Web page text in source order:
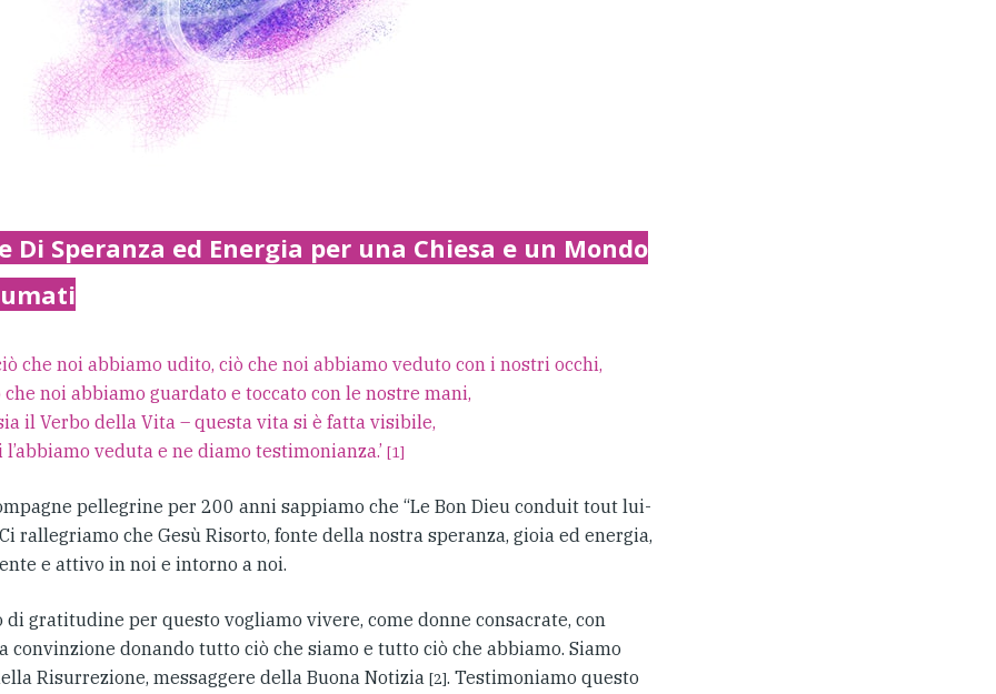
Di Speranza ed Energia per una Chiesa e un Mondo
che noi abbiamo udito, ciò che noi abbiamo veduto con i nostri occhi,
che noi abbiamo guardato e toccato con le nostre mani,
il Verbo della Vita – questa vita si è fatta visibile,
l’abbiamo veduta e ne diamo testimonianza.’ [1]
pellegrine per 200 anni sappiamo che “Le Bon Dieu conduit tout lui-
rallegriamo che Gesù Risorto, fonte della nostra speranza, gioia ed energia,
e attivo in noi e intorno a noi.
di gratitudine per questo vogliamo vivere, come donne consacrate, con
convinzione donando tutto ciò che siamo e tutto ciò che abbiamo. Siamo
Risurrezione, messaggere della Buona Notizia [2]. Testimoniamo questo